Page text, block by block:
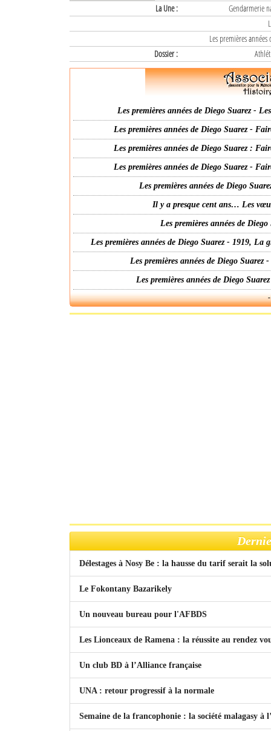
La Une :
Gendarmerie
Les premières
Dossier :
Les premières années de Diego Suarez -
Les premières années de Diego Suarez -
Les premières années de Diego Suarez :
Les premières années de Diego Suarez -
Les premières années de Diego
Il y a presque cent ans… Les
Les premières années de
Les premières années de Diego Suarez - 1919,
Les premières années de Diego
Les premières années de Diego
Délestages à Nosy Be : la hausse du tarif serait la
Le Fokontany Bazarikely
Un nouveau bureau pour l'AFBDS
Les Lionceaux de Ramena : la réussite au rendez
Un club BD à l’Alliance française
UNA : retour progressif à la normale
Semaine de la francophonie : la société malagasy à